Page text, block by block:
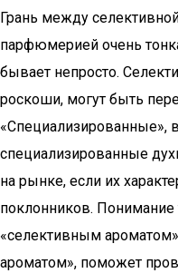
Грань между
парфюмерией очень
бывает непросто.
роскоши, могут быть
«Специализированные»,
специализированные
на рынке, если их
поклонников. Понимание
«селективным
ароматом», поможет